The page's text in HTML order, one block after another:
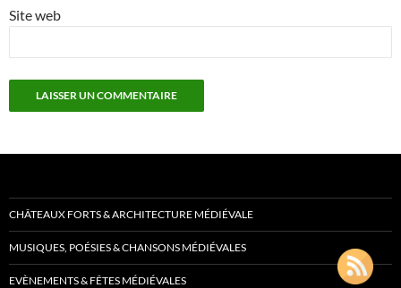
Site web
CHÂTEAUX FORTS & ARCHITECTURE MÉDIÉVALE
MUSIQUES, POÉSIES & CHANSONS MÉDIÉVALES
EVÈNEMENTS & FÊTES MÉDIÉVALES